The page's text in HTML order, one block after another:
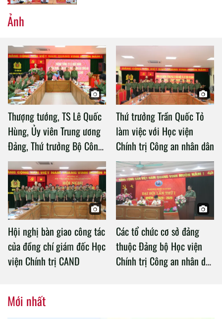
Ảnh
Thượng tướng, TS Lê Quốc
Hùng, Ủy viên Trung ương
Đảng, Thứ trưởng Bộ Công
an làm việc với Học viện
Chính trị Công an nhân dân
Thứ trưởng Trần Quốc Tỏ
làm việc với Học viện
Chính trị Công an nhân dân
Hội nghị bàn giao công tác
của đồng chí giám đốc Học
viện Chính trị CAND
Các tổ chức cơ sở đảng
thuộc Đảng bộ Học viện
Chính trị Công an nhân dân
Mới nhất